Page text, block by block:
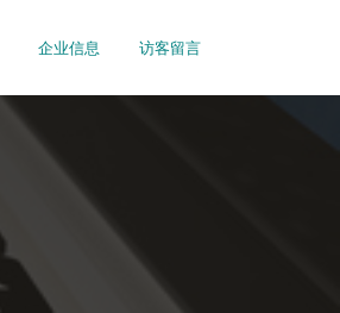
企业信息 访客留言